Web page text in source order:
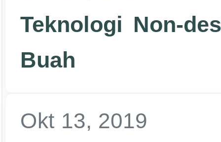
Teknologi Non-
Buah
Okt 13, 2019